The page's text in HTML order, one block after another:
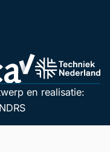
en realisatie: